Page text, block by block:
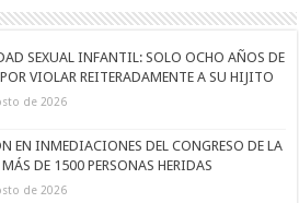
SEXUAL INFANTIL: SOLO OCHO AÑOS DE
VIOLAR REITERADAMENTE A SU HIJITO
de 2026
EN INMEDIACIONES DEL CONGRESO DE LA
DE 1500 PERSONAS HERIDAS
de 2026